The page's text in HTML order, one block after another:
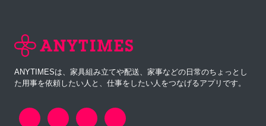
ANYTIMESは、家具組み立てや配送、家事などの日常のちょっとし
た用事を依頼したい人と、仕事をしたい人をつなげるアプリです。